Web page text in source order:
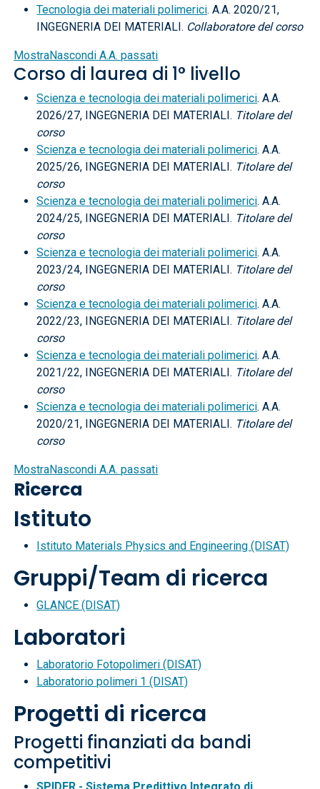
Tecnologia dei materiali polimerici. A.A. 2020/21,
INGEGNERIA DEI MATERIALI. Collaboratore del corso
MostraNascondi A.A. passati
Corso di laurea di 1° livello
Scienza e tecnologia dei materiali polimerici. A.A.
2026/27, INGEGNERIA DEI MATERIALI. Titolare del
corso
Scienza e tecnologia dei materiali polimerici. A.A.
2025/26, INGEGNERIA DEI MATERIALI. Titolare del
corso
Scienza e tecnologia dei materiali polimerici. A.A.
2024/25, INGEGNERIA DEI MATERIALI. Titolare del
corso
Scienza e tecnologia dei materiali polimerici. A.A.
2023/24, INGEGNERIA DEI MATERIALI. Titolare del
corso
Scienza e tecnologia dei materiali polimerici. A.A.
2022/23, INGEGNERIA DEI MATERIALI. Titolare del
corso
Scienza e tecnologia dei materiali polimerici. A.A.
2021/22, INGEGNERIA DEI MATERIALI. Titolare del
corso
Scienza e tecnologia dei materiali polimerici. A.A.
2020/21, INGEGNERIA DEI MATERIALI. Titolare del
corso
MostraNascondi A.A. passati
Ricerca
Istituto
Istituto Materials Physics and Engineering (DISAT)
Gruppi/Team di ricerca
GLANCE (DISAT)
Laboratori
Laboratorio Fotopolimeri (DISAT)
Laboratorio polimeri 1 (DISAT)
Progetti di ricerca
Progetti finanziati da bandi
competitivi